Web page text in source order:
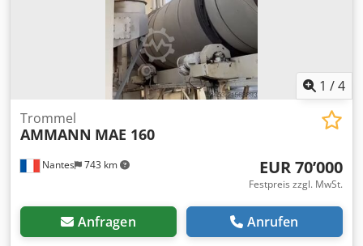
1 /4
Nantes 743 km
Trommel
AMMANN MAE 160
EUR 70’000
Festpreis zzgl. MwSt.
Anfragen Anrufen